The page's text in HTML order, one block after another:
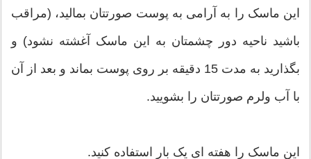
این ماسک را به آرامی به پوست صورتتان بمالید، (مراقب
باشید ناحیه دور چشمتان به این ماسک آغشته نشود) و
بگذارید به مدت 15 دقیقه بر روی پوست بماند و بعد از آن
با آب ولرم صورتتان را بشویید.
این ماسک را هفته ای یک بار استفاده کنید.